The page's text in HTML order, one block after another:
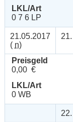
LKL/Art
0 7 6 LP
21.05.2017
( n)
Preisgeld
0,00 €
LKL/Art
0 WB